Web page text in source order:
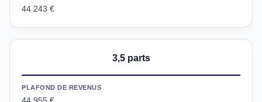
44 243 €
3,5 parts
PLAFOND DE REVENUS